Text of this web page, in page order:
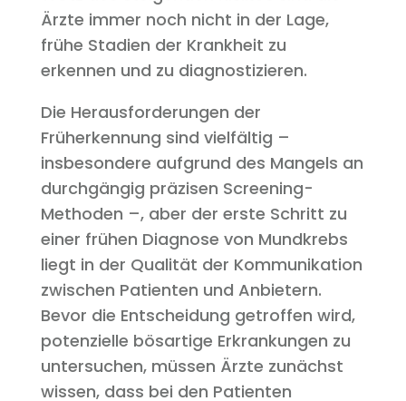
Ärzte immer noch nicht in der Lage,
frühe Stadien der Krankheit zu
erkennen und zu diagnostizieren.
Die Herausforderungen der
Früherkennung sind vielfältig –
insbesondere aufgrund des Mangels an
durchgängig präzisen Screening-
Methoden –, aber der erste Schritt zu
einer frühen Diagnose von Mundkrebs
liegt in der Qualität der Kommunikation
zwischen Patienten und Anbietern.
Bevor die Entscheidung getroffen wird,
potenzielle bösartige Erkrankungen zu
untersuchen, müssen Ärzte zunächst
wissen, dass bei den Patienten